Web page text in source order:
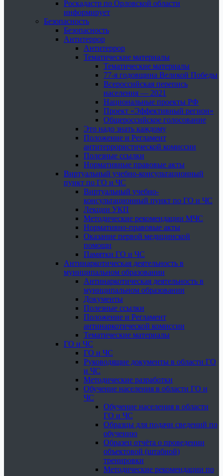
Роскадастр по Орловской области
информирует
Безопасность
Безопасность
Антитеррор
Антитеррор
Тематические материалы
Тематические материалы
77-я годовщина Великой Победы
Всероссийская перепись
населения — 2021
Национальные проекты РФ
Проект «Эффективный регион»
Общероссийское голосование
Это надо знать каждому
Положение и Регламент
антитеррористической комиссии
Полезные ссылки
Нормативные правовые акты
Виртуальный учебно-консультационный
пункт по ГО и ЧС
Виртуальный учебно-
консультационный пункт по ГО и ЧС
Лекции УКП
Методические рекомендации МЧС
Нормативно-правовые акты
Оказание первой медицинской
помощи
Памятки ГО и ЧС
Антинаркотическая деятельность в
муниципальном образовании
Антинаркотическая деятельность в
муниципальном образовании
Документы
Полезные ссылки
Положение и Регламент
антинаркотической комиссии
Тематические материалы
ГО и ЧС
ГО и ЧС
Руководящие документы в области ГО
и ЧС
Методические разработки
Обучение населения в области ГО и
ЧС
Обучение населения в области
ГО и ЧС
Образцы для подачи сведений по
обучению
Образец отчёта о проведении
объектовой (штабной)
тренировки
Методические рекомендации по